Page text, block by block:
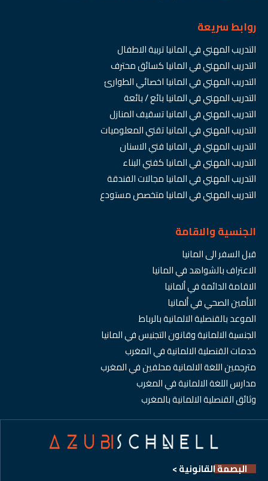
روابط سريعة
التدريب المهني في المانيا تربية الاطفال
التدريب المهني في المانيا كسائق محترف
التدريب المهني في المانيا اخصائي الطوارئ
التدريب المهني في المانيا بائع / بائعة
التدريب المهني في المانيا تسقيف المنازل
التدريب المهني في المانيا تقني المعلوميات
التدريب المهني في المانيا فني الاسنان
التدريب المهني في المانيا كفني البناء
التدريب المهني في المانيا مجالات الفندقة
التدريب المهني في المانيا متخصص مستودع
الجنسية والاقامة
قبل السفر الى المانيا
الاعتراف بالشواهد في المانيا
الاقامة الدائمة في ألمانيا
التأمين الصحي في ألمانيا
الموعد بالقنصلية الالمانية بالرباط
الجنسية الالمانية وقانون التجنيس في المانيا
خدمات القنصلية الالمانية في المغرب
مترجمين اللغة الالمانية محلفين في المغرب
مدارس اللغة الالمانية في المغرب
وثائق القنصلية الالمانية بالمغرب
البصمة القانونية >